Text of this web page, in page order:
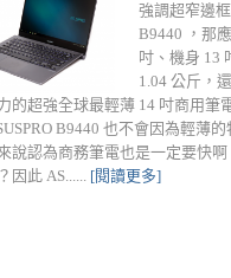
強調超窄邊
B9440 ，那
吋、機身 13
1.04 公斤，
的超強全球最輕薄 14 吋商用筆
B9440 也不會因為輕薄
說認為商務筆電也是一定要快
因此 AS...... [閱讀更多]